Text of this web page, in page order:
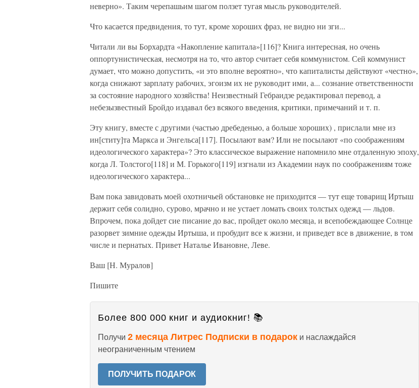
неверно». Таким черепашьим шагом ползет тугая мысль руководителей.
Что касается предвидения, то тут, кроме хороших фраз, не видно ни зги...
Читали ли вы Борхардта «Накопление капитала»[116]? Книга интересная, но очень
оппортунистическая, несмотря на то, что автор считает себя коммунистом. Сей коммунист
думает, что можно допустить, «и это вполне вероятно», что капиталисты действуют «честно»,
когда снижают зарплату рабочих, эгоизм их не руководит ими, а... сознание ответственности
за состояние народного хозяйства! Неизвестный Гебраидзе редактировал перевод, а
небезызвестный Бройдо издавал без всякого введения, критики, примечаний и т. п.
Эту книгу, вместе с другими (частью дребеденью, а больше хороших) , прислали мне из
ин[ститу]та Маркса и Энгельса[117]. Посылают вам? Или не посылают «по соображениям
идеологического характера»? Это классическое выражение напомнило мне отдаленную эпоху,
когда Л. Толстого[118] и М. Горького[119] изгнали из Академии наук по соображениям тоже
идеологического характера...
Вам пока завидовать моей охотничьей обстановке не приходится — тут еще товарищ Иртыш
держит себя солидно, сурово, мрачно и не устает ломать своих толстых одежд — льдов.
Впрочем, пока дойдет сие писание до вас, пройдет около месяца, и всепобеждающее Солнце
разорвет зимние одежды Иртыша, и пробудит все к жизни, и приведет все в движение, в том
числе и пернатых. Привет Наталье Ивановне, Леве.
Ваш [Н. Муралов]
Пишите
Более 800 000 книг и аудиокниг! 📚
Получи 2 месяца Литрес Подписки в подарок и наслаждайся
неограниченным чтением
ПОЛУЧИТЬ ПОДАРОК